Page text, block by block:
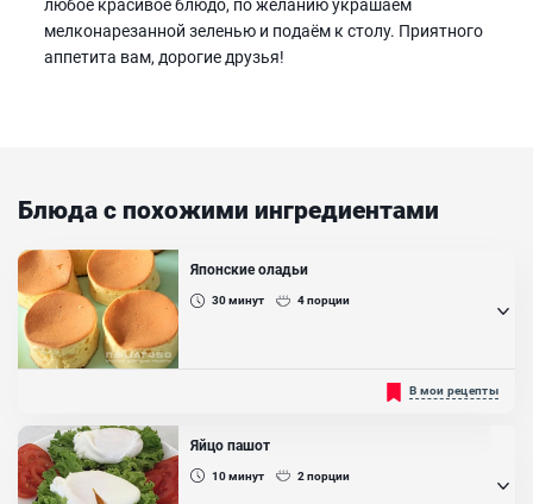
любое красивое блюдо, по желанию украшаем
мелконарезанной зеленью и подаём к столу. Приятного
аппетита вам, дорогие друзья!
Блюда с похожими ингредиентами
Японские оладьи
30минут 4порции
Японские оладьи - это интересная, вкусная альтернатива
привычным русским оладьям или американским панкейкам. Их
отличает пышная, пористая структура теста, которое буквально
"тает во рту", она немного напоминает суфле. Несмотря на то, что
готовятся эти оладьи из тех же продуктов, что и панкейки -
молоко, яйца, молоко и мука с разрыхлителем, на вкус и внешний
вид они другие...
В мои рецепты
Яйцо пашот
10минут 2порции